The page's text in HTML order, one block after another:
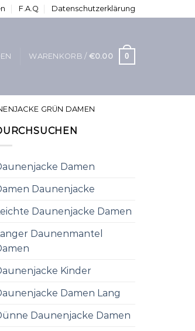
F.A.Q Datenschutzerklärung
WARENKORB / €0.00 0
GRÜN DAMEN
Damen
Daunenjacke
Daunenjacke Damen
Daunenmantel
Kinder
Damen Lang
Daunenjacke Damen